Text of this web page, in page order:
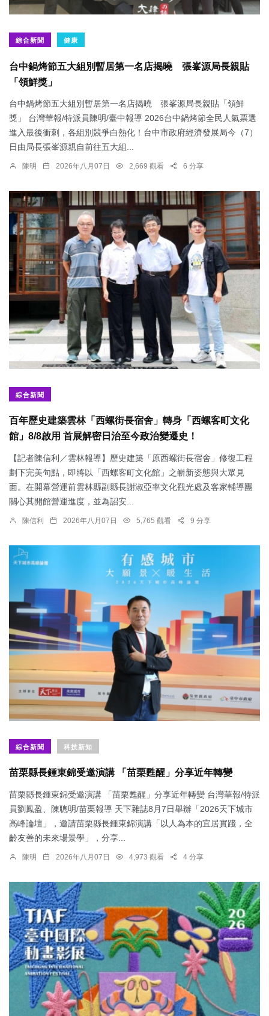
綜合新聞 健康
台中鍋烤節五大組別暫居第一名店揭曉 張峯源局長親貼
「領鮮獎」
台中鍋烤節五大組別暫居第一名店揭曉 張峯源局長親貼「領鮮
獎」 台灣華報/特派員陳明/臺中報導 2026台中鍋烤節全民人氣票選
進入最後衝刺，各組別競爭白熱化！台中市政府經濟發展局今（7）
日由局長張峯源親自前往五大組...
陳明 2026年八月07日 2,669 觀看 6 分享
綜合新聞
百年歷史建築雲林「西螺街長宿舍」轉身「西螺客町文化
館」8/8啟用 首展解密日治至今政治變遷史！
【記者陳信利／雲林報導】歷史建築「原西螺街長宿舍」修復工程
劃下完美句點，即將以「西螺客町文化館」之嶄新姿態與大眾見
面。在開幕營運前雲林縣副縣長謝淑亞率文化觀光處及客家輔導團
關心其開館營運進度，並為詔安...
陳信利 2026年八月07日 5,765 觀看 9 分享
綜合新聞 科技新知
苗栗縣長鍾東錦受邀演講 「苗栗甦醒」分享近年轉變
苗栗縣長鍾東錦受邀演講 「苗栗甦醒」分享近年轉變 台灣華報/特派
員劉鳳盈、陳聰明/苗栗報導 天下雜誌8月7日舉辦「2026天下城市
高峰論壇」，邀請苗栗縣長鍾東錦演講「以人為本的宜居實踐，全
齡友善的未來場景學」，分享...
陳明 2026年八月07日 4,973 觀看 4 分享